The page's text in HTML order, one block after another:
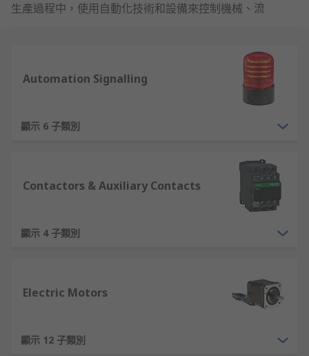
生產過程中，使用自動化技術和設備來控制機械、流
工業自動化設備的應用
工業控制系統與設備廣泛應用於製造業、能源管理、
可編程邏輯控制器（PLC）：作為自動化系統的
大腦，PLC 可用於控制機械和流程自動化操
等。
可視化界面，能夠顯示數據、執行操作指令，
並即時反饋設備狀態，通常以觸控屏或顯示器
Automation Signalling
顯示 6 子類別
Contactors & Auxiliary Contacts
顯示 4 子類別
Electric Motors
顯示 12 子類別